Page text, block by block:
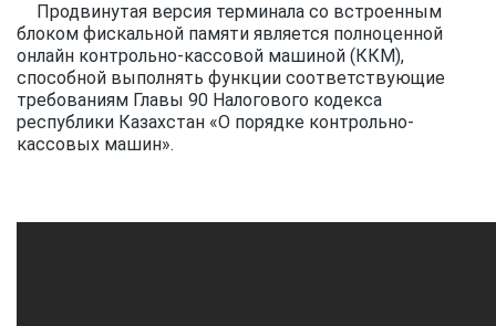
Продвинутая версия терминала со встроенным
блоком фискальной памяти является полноценной
онлайн контрольно-кассовой машиной (ККМ),
способной выполнять функции соответствующие
требованиям Главы 90 Налогового кодекса
республики Казахстан «О порядке контрольно-
кассовых машин».